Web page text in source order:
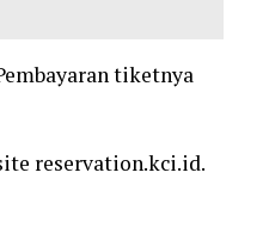
tiketnya
reservation.kci.id.